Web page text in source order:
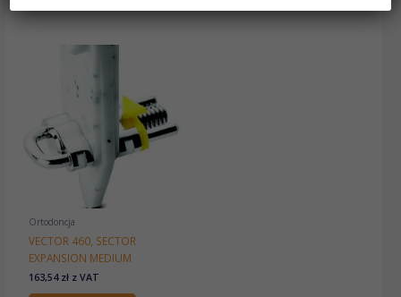
Ortodoncja
VECTOR 460, SECTOR
EXPANSION MEDIUM
163,54 zł z VAT